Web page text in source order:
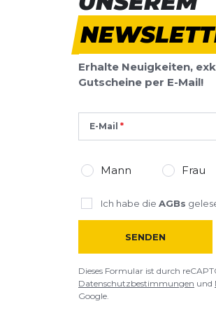
Erhalte Neuigkeiten,
Gutscheine per E-Mail!
E-Mail
Mann Frau
Ich habe die AGBs
SENDEN
Dieses Formular ist durch
Datenschutzbestimmungen und
Google.